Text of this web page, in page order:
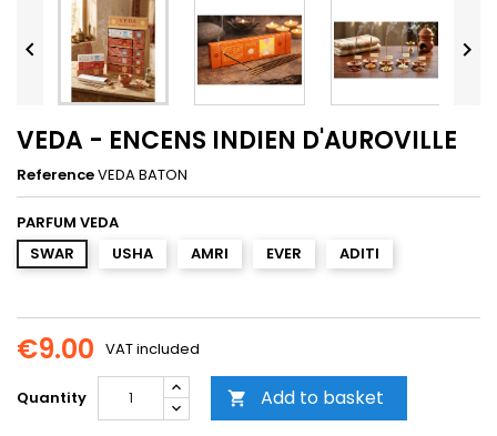
 
VEDA - ENCENS INDIEN D'AUROVILLE
ReferenceVEDA BATON
PARFUM VEDA
SWAR
USHA AMRI EVER ADITI
€9.00 VAT included
Quantity  Add to basket